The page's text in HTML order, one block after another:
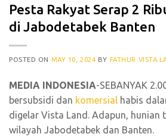
Pesta Rakyat Serap 2
di Jabodetabek Banten
POSTED ON MAY 10, 2024 BY FATHUR VISTA
MEDIA INDONESIA-SEBANYAK
bersubsidi dan komersial habis
digelar Vista Land. Adapun, hunian
wilayah Jabodetabek dan Banten.